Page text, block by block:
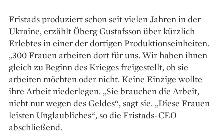
Fristads produziert schon seit vielen Jahren in der
Ukraine, erzählt Öberg Gustafsson über kürzlich
Erlebtes in einer der dortigen Produktionseinheiten.
„300 Frauen arbeiten dort für uns. Wir haben ihnen
gleich zu Beginn des Krieges freigestellt, ob sie
arbeiten möchten oder nicht. Keine Einzige wollte
ihre Arbeit niederlegen. „Sie brauchen die Arbeit,
nicht nur wegen des Geldes“, sagt sie. „Diese Frauen
leisten Unglaubliches“, so die Fristads-CEO
abschließend.